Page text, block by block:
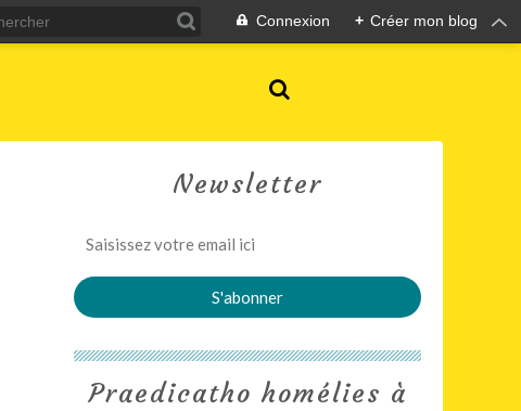
Connexion + Créer mon blog
Newsletter
Praedicatho homélies à